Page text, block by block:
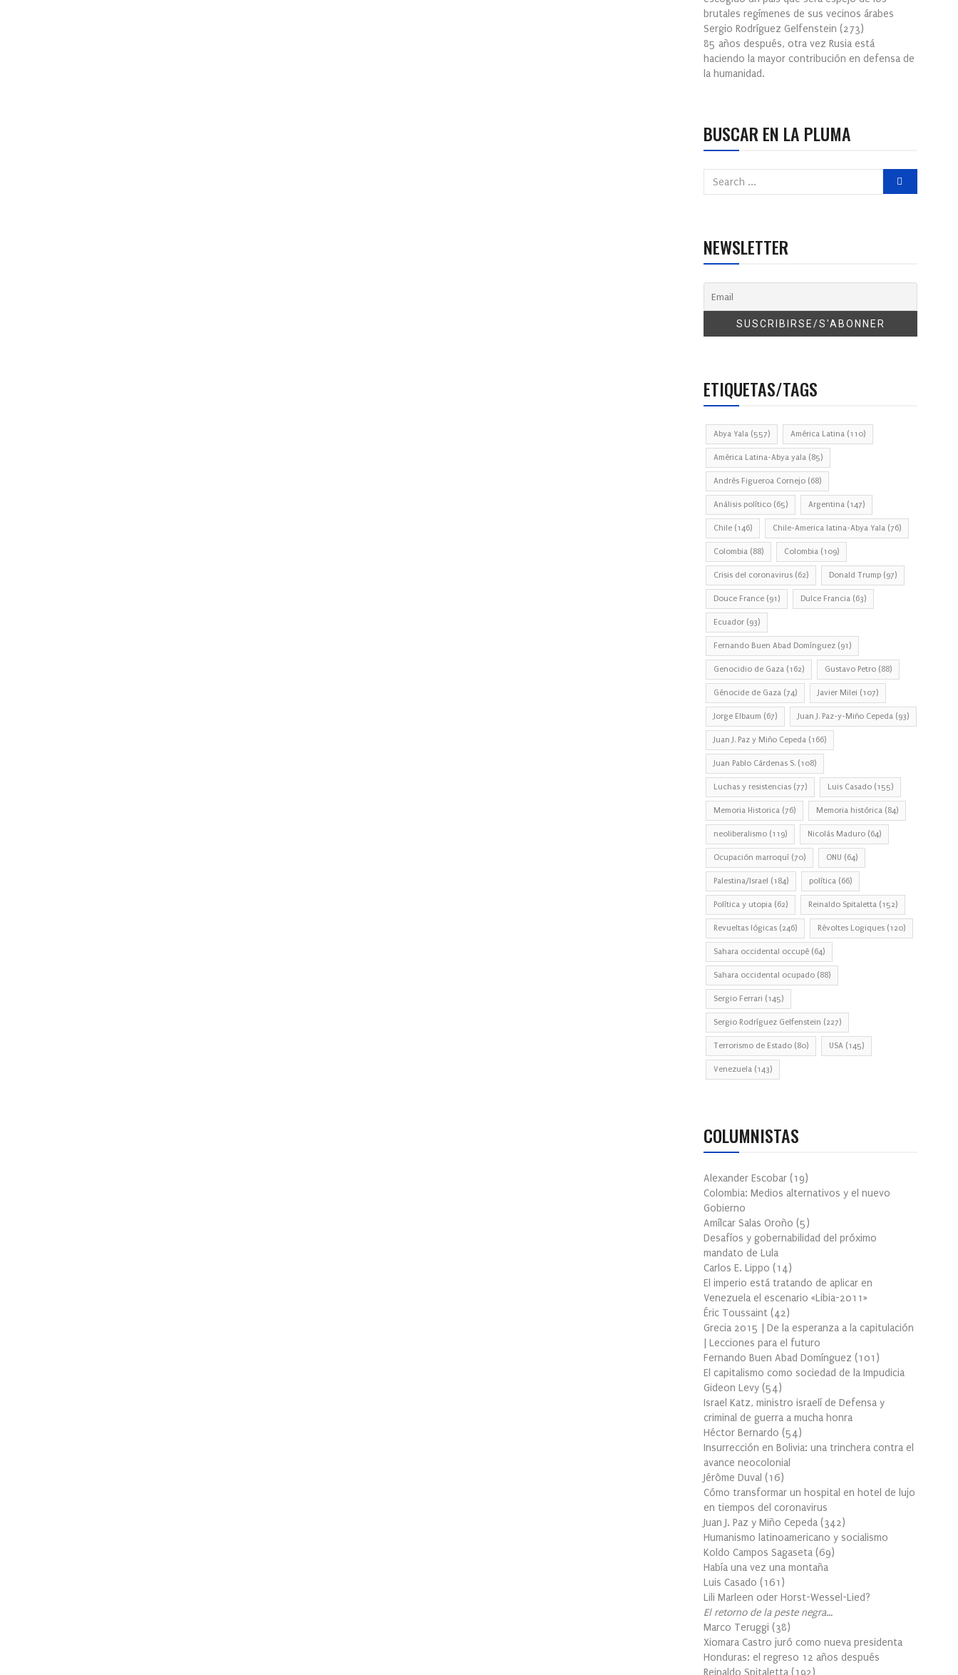
brutales regímenes de sus vecinos árabes
Sergio Rodríguez Gelfenstein (273)
85 años después, otra vez Rusia está
haciendo la mayor contribución en defensa de
la humanidad.
BUSCAR EN LA PLUMA
NEWSLETTER
ETIQUETAS/TAGS
Abya Yala (557) América Latina (110)
América Latina-Abya yala (85)
Andrés Figueroa Cornejo (68)
Análisis político (65) Argentina (147)
Chile (146) Chile-America latina-Abya Yala (76)
Colombia (88) Colombia (109)
Crisis del coronavirus (62) Donald Trump (97)
Douce France (91) Dulce Francia (63)
Ecuador (93)
Fernando Buen Abad Domínguez (91)
Genocidio de Gaza (162) Gustavo Petro (88)
Génocide de Gaza (74) Javier Milei (107)
Jorge Elbaum (67) Juan J. Paz-y-Miño Cepeda (93)
Juan J. Paz y Miño Cepeda (166)
Juan Pablo Cárdenas S. (108)
Luchas y resistencias (77) Luis Casado (155)
Memoria Historica (76) Memoria histórica (84)
neoliberalismo (119) Nicolás Maduro (64)
Ocupación marroquí (70) ONU (64)
Palestina/Israel (184) política (66)
Política y utopia (62) Reinaldo Spitaletta (152)
Revueltas lógicas (246) Révoltes Logiques (120)
Sahara occidental occupé (64)
Sahara occidental ocupado (88)
Sergio Ferrari (145)
Sergio Rodríguez Gelfenstein (227)
Terrorismo de Estado (80) USA (145)
Venezuela (143)
COLUMNISTAS
Alexander Escobar (19)
Colombia: Medios alternativos y el nuevo
Gobierno
Amílcar Salas Oroño (5)
Desafíos y gobernabilidad del próximo
mandato de Lula
Carlos E. Lippo (14)
El imperio está tratando de aplicar en
Venezuela el escenario «Libia-2011»
Éric Toussaint (42)
Grecia 2015 | De la esperanza a la capitulación
| Lecciones para el futuro
Fernando Buen Abad Domínguez (101 )
El capitalismo como sociedad de la Impudicia
Gideon Levy (54)
Israel Katz, ministro israelí de Defensa y
criminal de guerra a mucha honra
Héctor Bernardo (54)
Insurrección en Bolivia: una trinchera contra el
avance neocolonial
Jérôme Duval (16)
Cómo transformar un hospital en hotel de lujo
en tiempos del coronavirus
Juan J. Paz y Miño Cepeda (342)
Humanismo latinoamericano y socialismo
Koldo Campos Sagaseta (69)
Había una vez una montaña
Luis Casado (161 )
Lili Marleen oder Horst-Wessel-Lied?
El retorno de la peste negra…
Marco Teruggi (38)
Xiomara Castro juró como nueva presidenta
Honduras: el regreso 12 años después